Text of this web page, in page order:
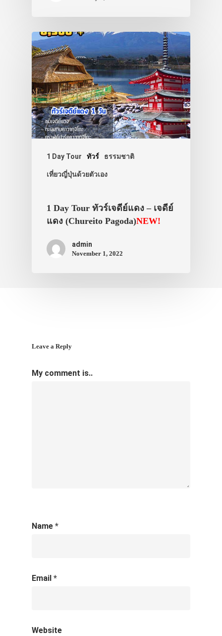
1 Day Tour ทัวร์ ธรรมชาติ
เที่ยวญี่ปุ่นด้วยตัวเอง
1 Day Tour ทัวร์เจดีย์แดง – เจดีย์
แดง (Chureito Pagoda)NEW!
admin
November 1, 2022
Leave a Reply
My comment is..
Name *
Email *
Website